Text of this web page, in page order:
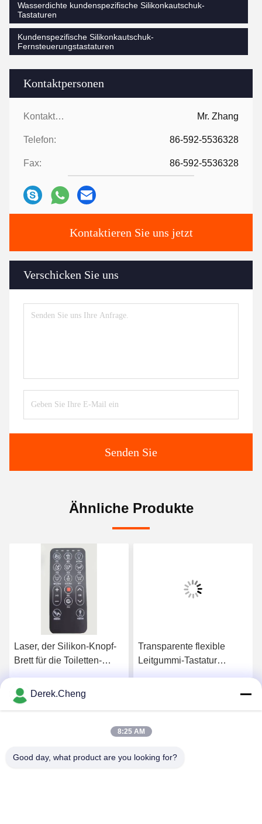
Kontaktpersonen
Kontaktpersonen: Mr. Zhang
Telefon: 86-592-5536328
Fax: 86-592-5536328
Kontaktieren Sie uns jetzt
Verschicken Sie uns
Senden Sie
Wasserdichte kundenspezifische Silikonkautschuk-
Tastaturen
Kundenspezifische Silikonkautschuk-
Fernsteuerungstastaturen
Ähnliche Produkte
Laser, der Silikon-Knopf-
Brett für die Toiletten-
Erhalten Sie besten Preis
Transparente flexible
Leitgummi-Tastatur
Derek.Cheng
8:25 AM
Good day, what product are you looking for?